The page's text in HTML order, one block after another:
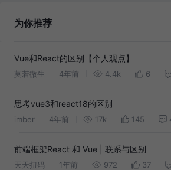
为你推荐
Vue和React的区别【个人观点】
莫若微生 4年前 4.4k 6
思考vue3和react18的区别
imber 4年前 17k 145
前端框架React 和 Vue | 联系与区别
天天扭码 1年前 972 37